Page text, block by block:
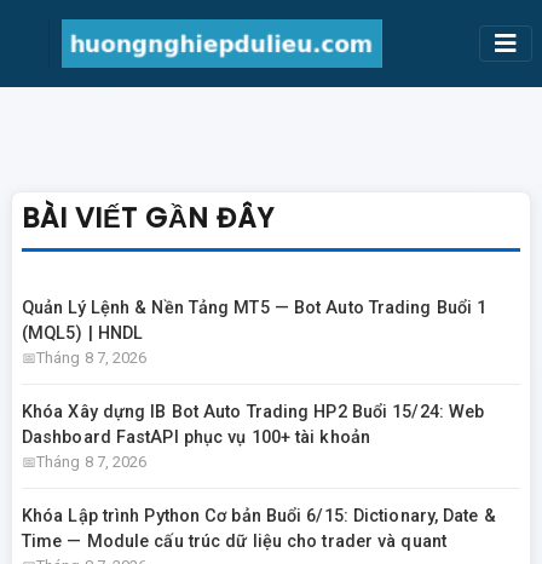
BÀI VIẾT GẦN ĐÂY
Quản Lý Lệnh & Nền Tảng MT5 — Bot Auto Trading Buổi 1
(MQL5) | HNDL
Tháng 8 7, 2026
Khóa Xây dựng IB Bot Auto Trading HP2 Buổi 15/24: Web
Dashboard FastAPI phục vụ 100+ tài khoản
Tháng 8 7, 2026
Khóa Lập trình Python Cơ bản Buổi 6/15: Dictionary, Date &
Time — Module cấu trúc dữ liệu cho trader và quant